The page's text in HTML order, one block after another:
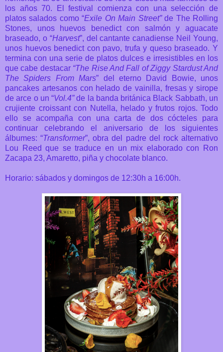
los años 70. El festival comienza con una selección de
platos salados como “Exile On Main Street”de The Rolling
Stones, unos huevos benedict con salmón y aguacate
braseado, o “Harvest”, del cantante canadiense Neil Young,
unos huevos benedict con pavo, trufa y queso braseado. Y
termina con una serie de platos dulces e irresistibles en los
que cabe destacar “The Rise And Fall of Ziggy Stardust And
The Spiders From Mars” del eterno David Bowie, unos
pancakes artesanos con helado de vainilla, fresas y sirope
de arce o un “Vol.4”de la banda británica Black Sabbath, un
crujiente croissant con Nutella, helado y frutos rojos. Todo
ello se acompaña con una carta de dos cócteles para
continuar celebrando el aniversario de los siguientes
álbumes: “Transformer”, obra del padre del rock alternativo
Lou Reed que se traduce en un mix elaborado con Ron
Zacapa 23, Amaretto, piña y chocolate blanco.
Horario: sábados y domingos de 12:30h a 16:00h.